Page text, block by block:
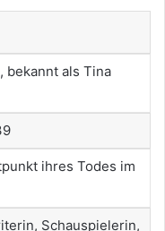
bekannt als Tina
ihres Todes im
Schauspielerin,